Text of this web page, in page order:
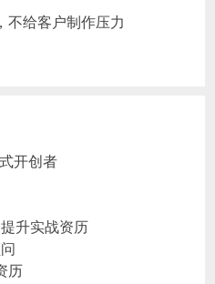
不给客户制作压力
开创者
升实战资历
历